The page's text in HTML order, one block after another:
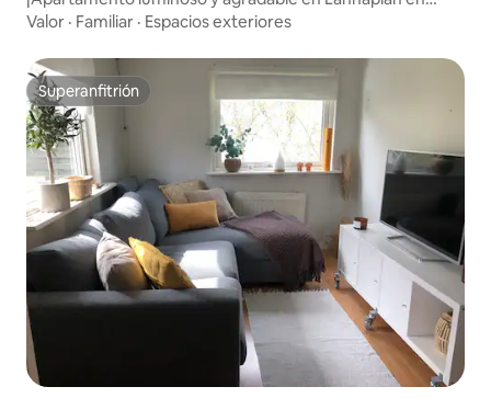
Visby!
Valor · Familiar · Espacios exteriores
Superanfitrión
Superanfitrión